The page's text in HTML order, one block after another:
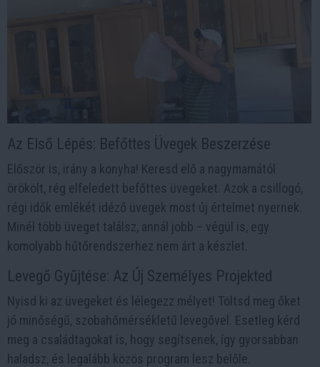
Az Első Lépés: Befőttes Üvegek Beszerzése
Először is, irány a konyha! Keresd elő a nagymamától
örökölt, rég elfeledett befőttes üvegeket. Azok a csillogó,
régi idők emlékét idéző üvegek most új értelmet nyernek.
Minél több üveget találsz, annál jobb – végül is, egy
komolyabb hűtőrendszerhez nem árt a készlet.
Levegő Gyűjtése: Az Új Személyes Projekted
Nyisd ki az üvegeket és lélegezz mélyet! Töltsd meg őket
jó minőségű, szobahőmérsékletű levegővel. Esetleg kérd
meg a családtagokat is, hogy segítsenek, így gyorsabban
haladsz, és legalább közös program lesz belőle.